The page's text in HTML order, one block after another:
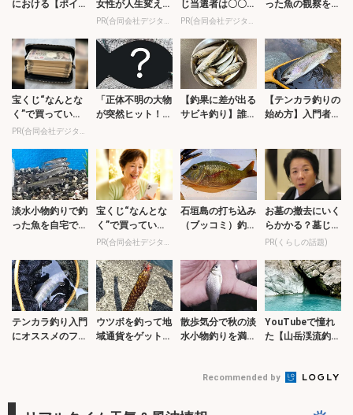
における【ポイン
方】を解説
女性が人生変えた
実話
じ当選者は〇〇で
す」占い師が暴露
った魚の観察をし
点】を紹介
宝くじ“なんとな
く”で買っている
限り変わらない PR(合同会社デジタルファーム )
「正体不明の大物
が突然ヒット！」
の正体を執念で
追...
【釣果に差が出る
サビキ釣り】誰で
とトリックサビ
キ...
【テンカラ釣りの
始め方】入門者に
淡水小物釣りで釣
った魚を自宅で飼
アップにもつな
が...
宝くじ“なんとな
く”で買っている
限り変わらない
石垣島の打ち込み
（ブッコミ）釣り
魚調理＆三線サ
ー...
お墓の撤去にいく
らかかる？墓じま
い費用
PR(くらしの話題)
テンカラ釣り入門
にオススメのフィ
ウツボを釣って地
域通貨をゲット！
散歩気分で秋の淡
水小物釣りを満喫
ナと戯れる
YouTubeで憧れ
た【山岳渓流釣り
オススメの「...
Recommended by